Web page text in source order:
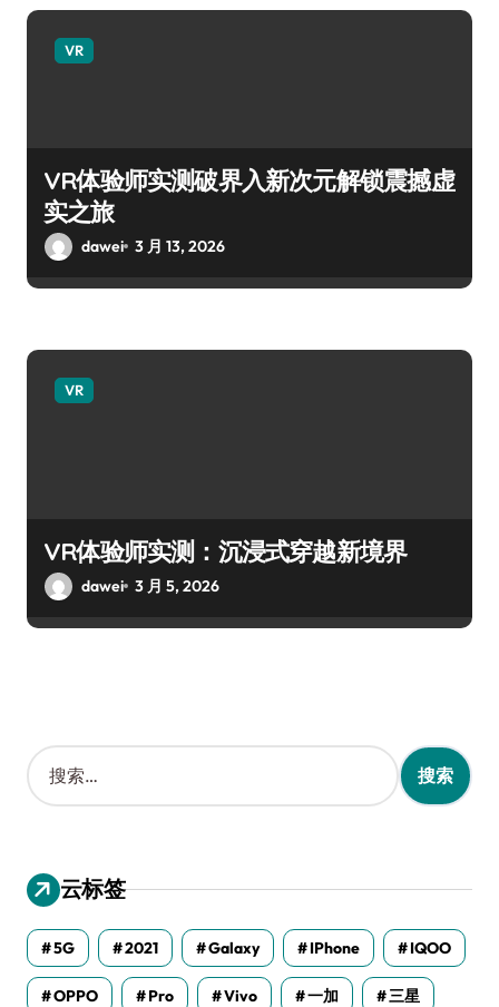
VR
VR体验师实测破界入新次元解锁震撼虚
实之旅
dawei 3 月 13, 2026
VR
VR体验师实测：沉浸式穿越新境界
dawei 3 月 5, 2026
搜
索
：
云标签
5G 2021 Galaxy IPhone IQOO
OPPO Pro Vivo 一加 三星